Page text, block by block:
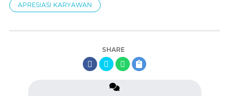
APRESIASI KARYAWAN
SHARE